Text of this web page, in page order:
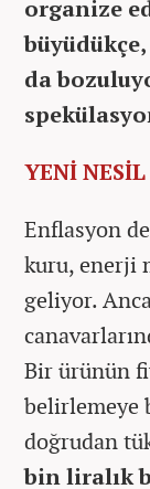
organize
da
YENİ
Enflasyon
kuru, enerji
geliyor.
Bir ürünün
belirlemeye
doğrudan
bin liralık